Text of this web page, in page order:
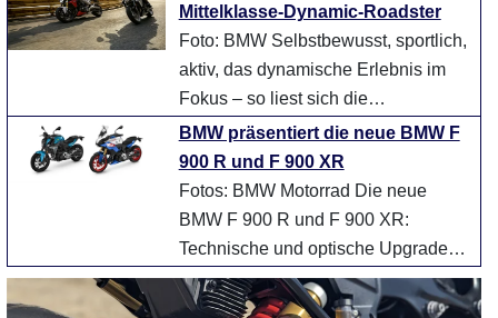
Mittelklasse-Dynamic-Roadster
Foto: BMW Selbstbewusst, sportlich,
aktiv, das dynamische Erlebnis im
Fokus – so liest sich die
Beschreibung der Fans der BMW F
900 R. Der neu ...weiter
BMW präsentiert die neue BMW F
900 R und F 900 XR
Fotos: BMW Motorrad Die neue
BMW F 900 R und F 900 XR:
Technische und optische Upgrades
sowie deutlich erweiterte
Serienausstattung f ...weiter